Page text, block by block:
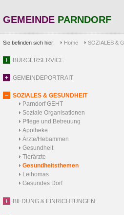
GEMEINDE PARNDORF
Sie befinden sich hier: Home SOZIALES &
BÜRGERSERVICE
GEMEINDEPORTRAIT
SOZIALES & GESUNDHEIT
Parndorf GEHT
Soziale Organisationen
Pflege und Betreuung
Apotheke
Ärzte/Hebammen
Gesundheit
Tierärzte
Gesundheitsthemen
Leihomas
Gesundes Dorf
BILDUNG & EINRICHTUNGEN